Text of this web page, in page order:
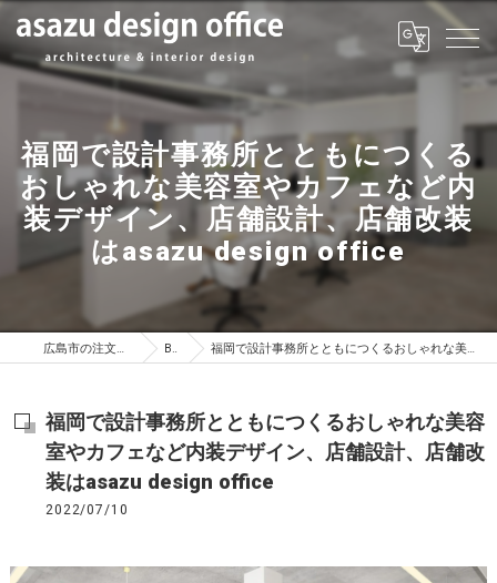
福岡で設計事務所とともにつくる
おしゃれな美容室やカフェなど内
装デザイン、店舗設計、店舗改装
はasazu design office
広島市の注文住宅はasazu design office BLOG 福岡で設計事務所とともにつくるおしゃれな美容室やカフェなど内装デザイン、店舗設計、店舗改装はasazu design office
福岡で設計事務所とともにつくるおしゃれな美容
室やカフェなど内装デザイン、店舗設計、店舗改
装はasazu design office
2022/07/10